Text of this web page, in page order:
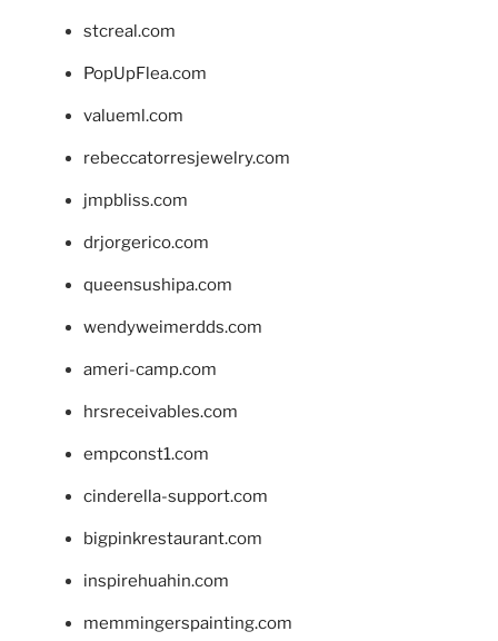
stcreal.com
PopUpFlea.com
valueml.com
rebeccatorresjewelry.com
jmpbliss.com
drjorgerico.com
queensushipa.com
wendyweimerdds.com
ameri-camp.com
hrsreceivables.com
empconst1.com
cinderella-support.com
bigpinkrestaurant.com
inspirehuahin.com
memmingerspainting.com